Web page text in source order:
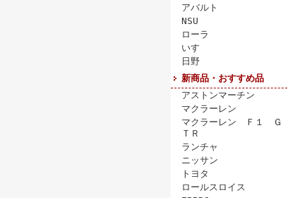
アバルト
NSU
ローラ
いすゞ
日野
新商品・おすすめ品
アストンマーチン
マクラーレン
マクラーレン Ｆ１ Ｇ
ＴＲ
ランチャ
ニッサン
トヨタ
ロールスロイス